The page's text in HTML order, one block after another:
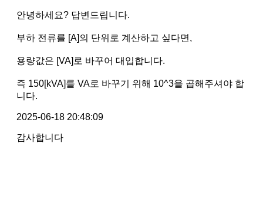
안녕하세요? 답변드립니다.
부하 전류를 [A]의 단위로 계산하고 싶다면,
용량값은 [VA]로 바꾸어 대입합니다.
즉 150[kVA]를 VA로 바꾸기 위해 10^3을 곱해주셔야 합
니다.
2025-06-18 20:48:09
감사합니다